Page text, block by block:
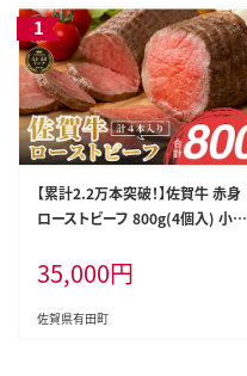
【累計2.2万本突破！】佐賀牛 赤身
ローストビーフ 800g(4個入) 小分
真空パック 黒毛和牛 和牛 牛肉 国
産 ローストビーフ ろーすとびーふ
za003
35,000円
佐賀県有田町